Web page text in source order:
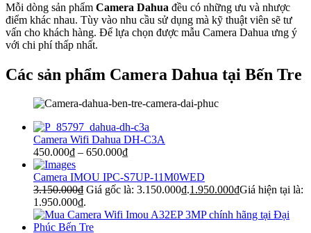
Mỗi dòng sản phẩm Camera Dahua đều có những ưu và nhược
điểm khác nhau. Tùy vào nhu cầu sử dụng mà kỹ thuật viên sẽ tư
vấn cho khách hàng. Để lựa chọn được mẫu Camera Dahua ưng ý
với chi phí thấp nhất.
Các sản phẩm Camera Dahua tại Bến Tre
Camera Wifi Dahua DH-C3A
450.000₫ – 650.000₫
Camera IMOU IPC-S7UP-11M0WED
3.150.000₫ Giá gốc là: 3.150.000₫.1.950.000₫Giá hiện tại là:
1.950.000₫.